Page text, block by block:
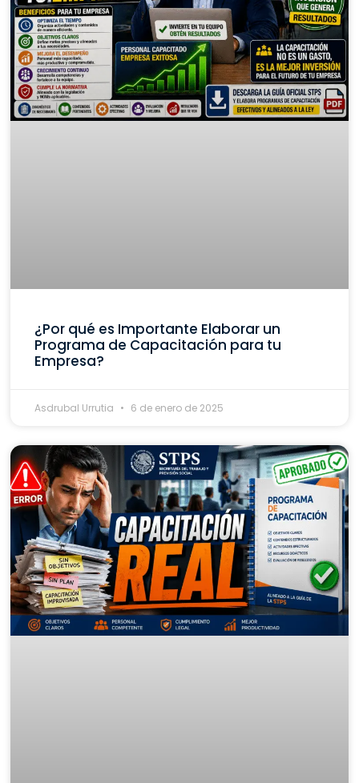
¿Por qué es Importante Elaborar un
Programa de Capacitación para tu
Empresa?
Asdrubal Urrutia 6 de enero de 2025